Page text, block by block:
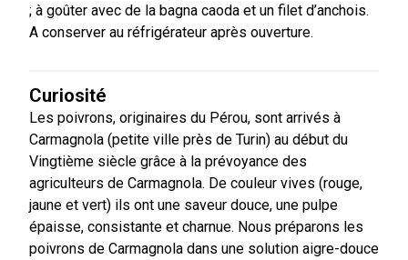
; à goûter avec de la bagna caoda et un filet d’anchois.
A conserver au réfrigérateur après ouverture.
Curiosité
Les poivrons, originaires du Pérou, sont arrivés à
Carmagnola (petite ville près de Turin) au début du
Vingtième siècle grâce à la prévoyance des
agriculteurs de Carmagnola. De couleur vives (rouge,
jaune et vert) ils ont une saveur douce, une pulpe
épaisse, consistante et charnue. Nous préparons les
poivrons de Carmagnola dans une solution aigre-douce